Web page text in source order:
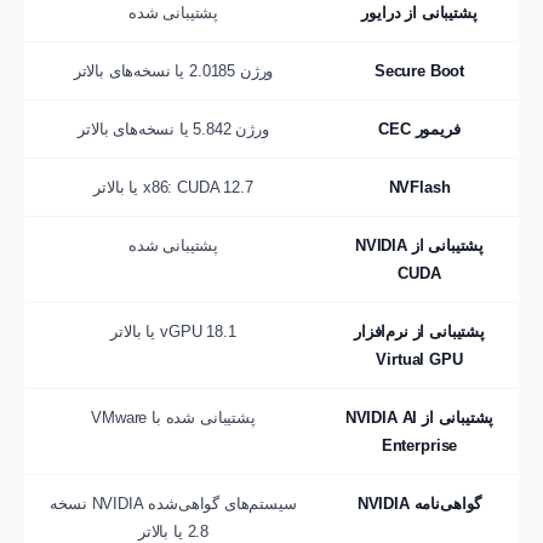
پشتیبانی از درایور پشتیبانی شده
Secure Boot ورژن 2.0185 یا نسخه‌های بالاتر
فریمور CEC ورژن 5.842 یا نسخه‌های بالاتر
NVFlash x86: CUDA 12.7 یا بالاتر
پشتیبانی از NVIDIA
CUDA
پشتیبانی شده
پشتیبانی از نرم‌افزار
Virtual GPU
vGPU 18.1 یا بالاتر
پشتیبانی از NVIDIA AI
Enterprise
پشتیبانی شده با VMware
گواهی‌نامه NVIDIA
سیستم‌های گواهی‌شده NVIDIA نسخه
2.8 یا بالاتر